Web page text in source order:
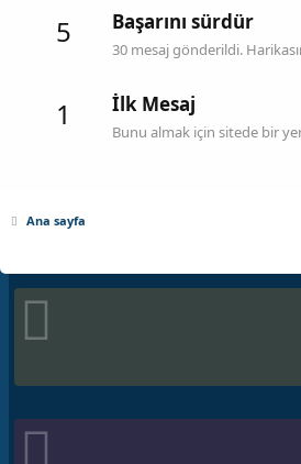
5 Başarını sürdür
30 mesaj gönderildi.
1 İlk Mesaj
Bunu almak için sitede bir
Ana sayfa